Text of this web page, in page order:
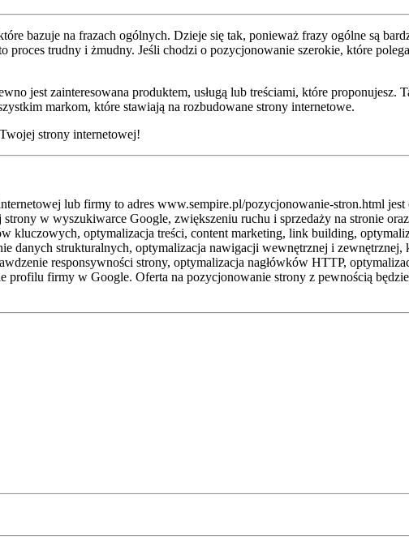
bazuje na frazach ogólnych. Dzieje się tak, ponieważ frazy ogólne są
proces trudny i żmudny. Jeśli chodzi o pozycjonowanie szerokie, które
jest zainteresowana produktem, usługą lub treściami, które proponujesz.
markom, które stawiają na rozbudowane strony internetowe.
strony internetowej!
lub firmy to adres www.sempire.pl/pozycjonowanie-stron.html
w wyszukiwarce Google, zwiększeniu ruchu i sprzedaży na stronie
kluczowych, optymalizacja treści, content marketing, link building,
strukturalnych, optymalizacja nawigacji wewnętrznej i zewnętrznej,
responsywności strony, optymalizacja nagłówków HTTP,
profilu firmy w Google. Oferta na pozycjonowanie strony z pewnością